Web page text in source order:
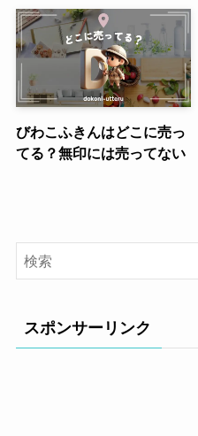
びわこふきんはどこに売っ
てる？無印には売ってない
スポンサーリンク